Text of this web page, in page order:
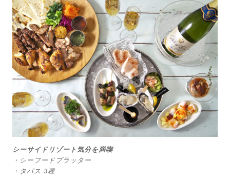
シーサイドリゾート気分を満喫
・シーフードプラッター
・タパス 3種